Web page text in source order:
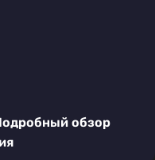
обзор